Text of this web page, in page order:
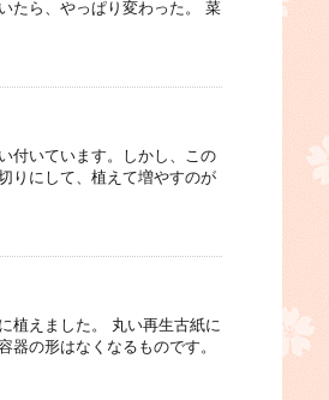
たら、やっぱり変わった。 菜
付いています。しかし、この
りにして、植えて増やすのが
植えました。 丸い再生古紙に
の形はなくなるものです。